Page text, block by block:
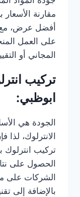
مقارنة
أفضل عرض، مع
على العمل
المجاني أو
تركيب
ابوظبي:
الجودة هي
الانترلوك،
تركيب
الحصول على
الشركات على
بالإضافة إلى